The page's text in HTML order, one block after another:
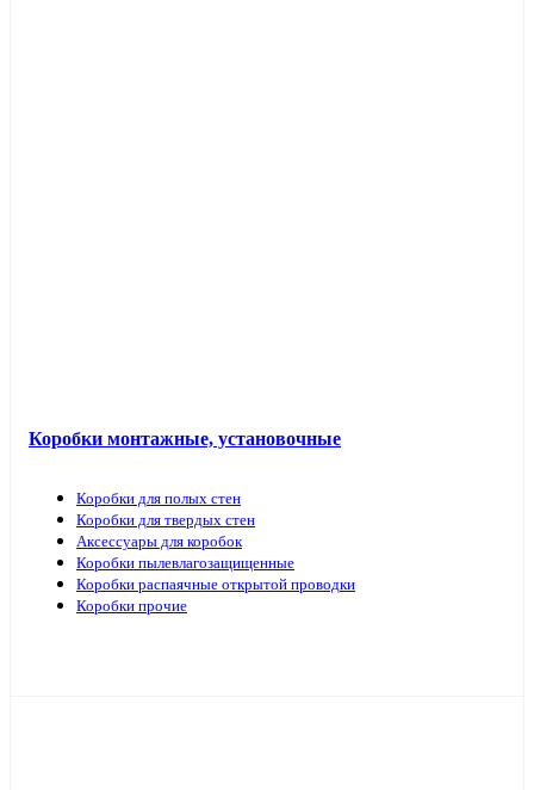
Коробки монтажные, установочные
Коробки для полых стен
Коробки для твердых стен
Аксессуары для коробок
Коробки пылевлагозащищенные
Коробки распаячные открытой проводки
Коробки прочие